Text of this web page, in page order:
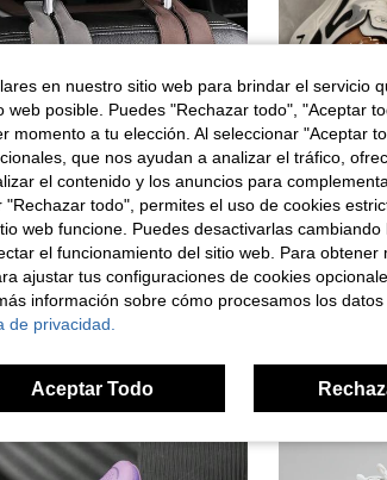
Ahorro de $97
1% 4 piezas, Gancho para coche, Funda de asiento de coche con ganchos ocultos, Material de cuero PU, Accesorios para coche, Accesorios para el interior del vehículo, Gancho de almacenamiento de bolsa para coche, Gancho de almacenamiento de bolsa para asiento trasero de coche ABS, Para varios modelos de vehículos, Viajes, Exterior, Vuelta a la escuela
50+ vendidos
#1 Más
#1 Más
$68.490
en nuestro sitio web para brindar el servicio
posible. Puedes "Rechazar todo", "Aceptar
momento a tu elección. Al seleccionar "Aceptar
que nos ayudan a analizar el tráfico,
el contenido y los anuncios para
todo", permites el uso de cookies
web funcione. Puedes desactivarlas cambiando
el funcionamiento del sitio web. Para obtener
ajustar tus configuraciones de cookies
información sobre cómo procesamos los datos
privacidad.
Aceptar Todo